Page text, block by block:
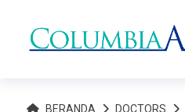
BERANDA DOCTORS